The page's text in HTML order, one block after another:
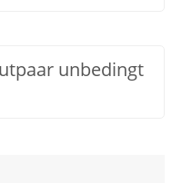
unbedingt